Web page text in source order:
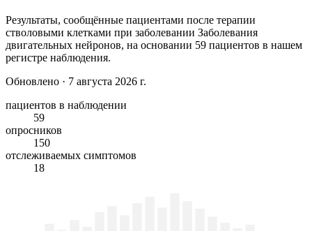
Результаты, сообщённые пациентами после терапии
стволовыми клетками при заболевании Заболевания
двигательных нейронов, на основании 59 пациентов в нашем
регистре наблюдения.
Обновлено · 7 августа 2026 г.
пациентов в наблюдении
59
опросников
150
отслеживаемых симптомов
18